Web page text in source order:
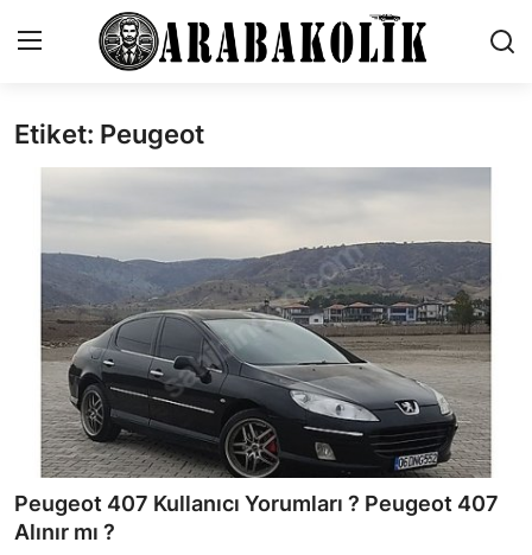
İletişim
Karşılaştırmalar
Testler
Markalar
Öneriler
Motosiklet
Paketler
Etiket: Peugeot
Peugeot 407 Kullanıcı Yorumları ? Peugeot 407
Alınır mı ?